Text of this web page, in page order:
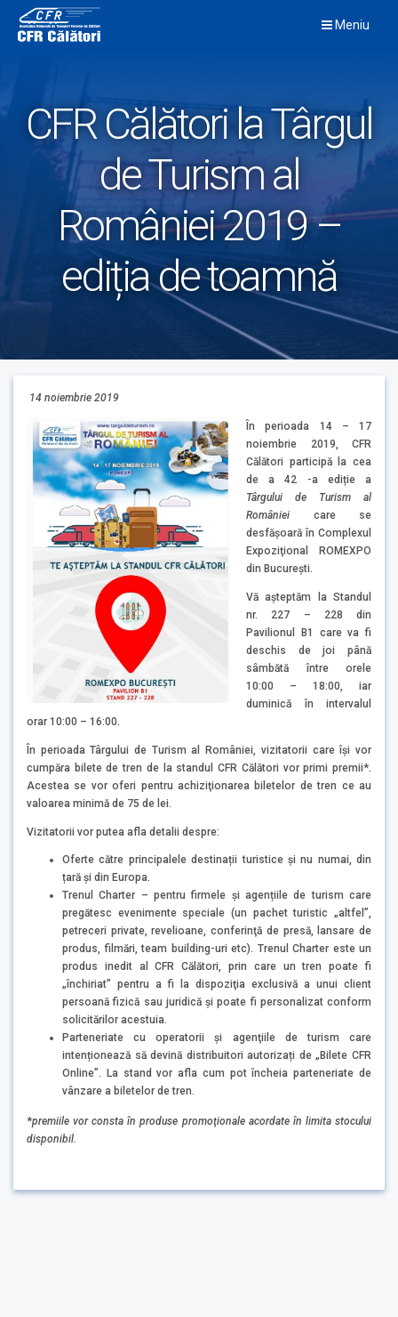
content
Meniu
CFR Călători la Târgul
de Turism al
României 2019 –
ediția de toamnă
14 noiembrie 2019
În perioada 14 – 17
noiembrie 2019, CFR
Călători participă la cea
de a 42 -a ediție a
Târgului de Turism al
României care se
desfăşoară în Complexul
Expoziţional ROMEXPO
din Bucureşti.
Vă aşteptăm la Standul
nr. 227 – 228 din
Pavilionul B1 care va fi
deschis de joi până
sâmbătă între orele
10:00 – 18:00, iar
duminică în intervalul
orar 10:00 – 16:00.
În perioada Târgului de Turism al României, vizitatorii care îşi vor
cumpăra bilete de tren de la standul CFR Călători vor primi premii*
Acestea se vor oferi pentru achiziţionarea biletelor de tren ce au
valoarea minimă de 75 de lei.
Vizitatorii vor putea afla detalii despre:
Oferte către principalele destinații turistice şi nu numai, din
țară și din Europa.
Trenul Charter – pentru firmele și agențiile de turism care
pregătesc evenimente speciale (un pachet turistic „altfel”,
petreceri private, revelioane, conferinţă de presă, lansare de
produs, filmări, team building-uri etc). Trenul Charter este un
produs inedit al CFR Călători, prin care un tren poate fi
„închiriat” pentru a fi la dispoziţia exclusivă a unui client
persoană fizică sau juridică și poate fi personalizat conform
solicitărilor acestuia.
Parteneriate cu operatorii și agenţiile de turism care
intenționează să devină distribuitori autorizați de „Bilete CFR
Online”. La stand vor afla cum pot încheia parteneriate de
vânzare a biletelor de tren.
*premiile vor consta în produse promoţionale acordate în limita stocului
disponibil.